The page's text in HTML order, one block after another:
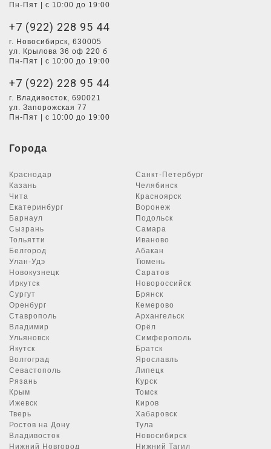
Пн-Пят | с 10:00 до 19:00
+7 (922) 228 95 44
г. Новосибирск, 630005
ул. Крылова 36 оф 220 б
Пн-Пят | с 10:00 до 19:00
+7 (922) 228 95 44
г. Владивосток, 690021
ул. Запорожская 77
Пн-Пят | с 10:00 до 19:00
Города
Краснодар
Санкт-Петербург
Казань
Челябинск
Чита
Красноярск
Екатеринбург
Воронеж
Барнаул
Подольск
Сызрань
Самара
Тольятти
Иваново
Белгород
Абакан
Улан-Удэ
Тюмень
Новокузнецк
Саратов
Иркутск
Новороссийск
Сургут
Брянск
Оренбург
Кемерово
Ставрополь
Архангельск
Владимир
Орёл
Ульяновск
Симферополь
Якутск
Братск
Волгоград
Ярославль
Севастополь
Липецк
Рязань
Курск
Крым
Томск
Ижевск
Киров
Тверь
Хабаровск
Ростов на Дону
Тула
Владивосток
Новосибирск
Нижний Новгород
Нижний Тагил